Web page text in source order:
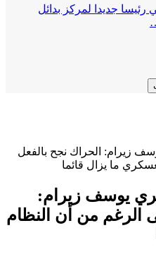
رئيسا جديدا لمركز بدائل
زيرام: الحراك نجح بالفعل
ما يزال قائما
يوسف زيرام:
الرغم من أن النظام